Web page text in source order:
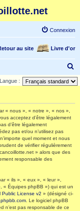
Connexion
Livre d'or
au site
e
Langue :
« nous », « notre », « nos »,
acceptez d’être légalement
d’être légalement
pas et/ou n’utilisez pas
quel moment et nous
de vérifier régulièrement
» alors que des
responsable des
« ils », « eux », « leur »,
« Équipes phpBB ») qui est un
Public License v2 » (désigné ci-
. Le logiciel phpBB
n’est pas responsable de ce